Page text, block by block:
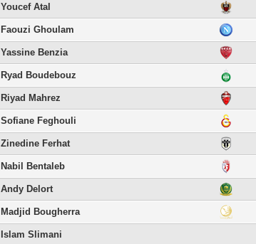
Youcef Atal
Faouzi Ghoulam
Yassine Benzia
Ryad Boudebouz
Riyad Mahrez
Sofiane Feghouli
Zinedine Ferhat
Nabil Bentaleb
Andy Delort
Madjid Bougherra
Islam Slimani